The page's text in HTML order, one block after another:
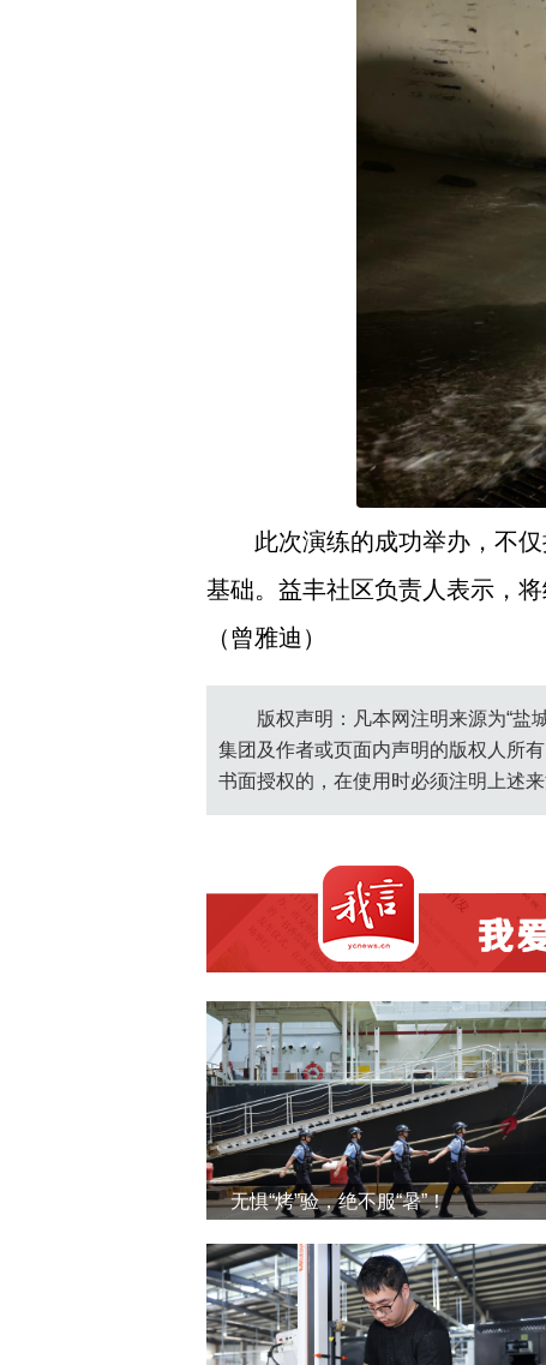
此次演练的成功举办，不
基础。益丰社区负责人表示，
（曾雅迪）
版权声明：凡本网注明来源为“盐
集团及作者或页面内声明的版权人所
书面授权的，在使用时必须注明上述来
无惧“烤”验，绝不服“暑”！